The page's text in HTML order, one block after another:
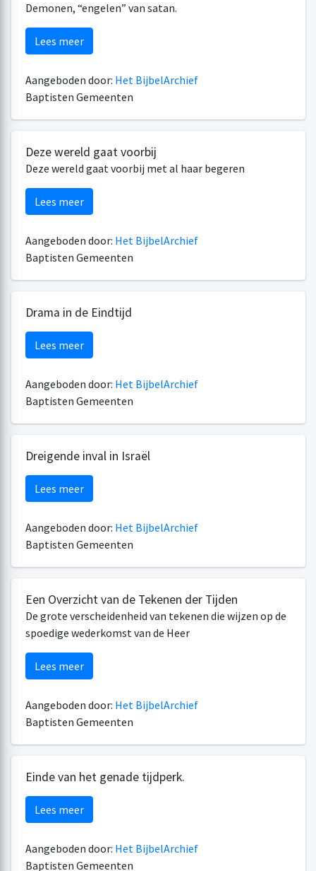
Demonen, “engelen” van satan.
Lees meer
Aangeboden door: Het BijbelArchief
Baptisten Gemeenten
Deze wereld gaat voorbij
Deze wereld gaat voorbij met al haar begeren
Lees meer
Aangeboden door: Het BijbelArchief
Baptisten Gemeenten
Drama in de Eindtijd
Lees meer
Aangeboden door: Het BijbelArchief
Baptisten Gemeenten
Dreigende inval in Israël
Lees meer
Aangeboden door: Het BijbelArchief
Baptisten Gemeenten
Een Overzicht van de Tekenen der Tijden
De grote verscheidenheid van tekenen die wijzen op de
spoedige wederkomst van de Heer
Lees meer
Aangeboden door: Het BijbelArchief
Baptisten Gemeenten
Einde van het genade tijdperk.
Lees meer
Aangeboden door: Het BijbelArchief
Baptisten Gemeenten